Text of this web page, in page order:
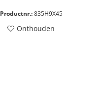
Productnr.:835H9X45
Onthouden